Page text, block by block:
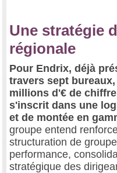
Une stratégie
régionale
Pour Endrix, déjà
travers sept
millions d'€ de
s'inscrit dans une
et de montée en
groupe entend
structuration de
performance,
stratégique des